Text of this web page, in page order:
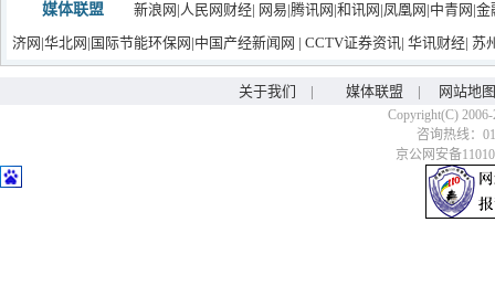
媒体联盟 新浪网 |人民网财经| 网易|腾讯网 |和讯网 |凤凰网 |中青网 |金
济网 |华北网 | 国际节能环保网 |中国产经新闻网 | CCTV证券资讯| 华讯财经| 苏
关于我们 | 媒体联盟 | 网站地图
Copyright(C)
咨询热线：
京公网安备